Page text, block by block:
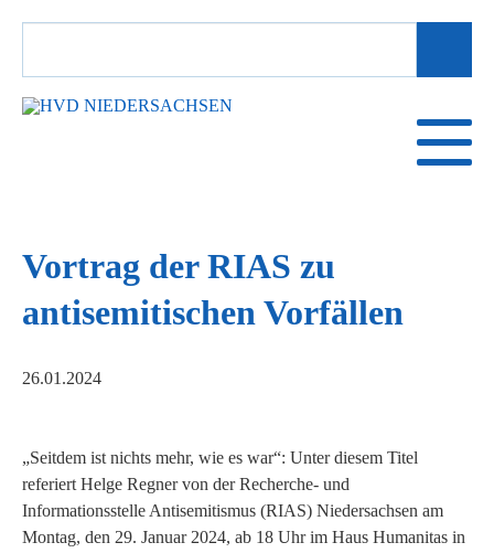
SUCHBEGRIFFE
Vortrag der RIAS zu
antisemitischen Vorfällen
26.01.2024
„Seitdem ist nichts mehr, wie es war“: Unter diesem Titel
referiert Helge Regner von der Recherche- und
Informationsstelle Antisemitismus (RIAS) Niedersachsen am
Montag, den 29. Januar 2024, ab 18 Uhr im Haus Humanitas in